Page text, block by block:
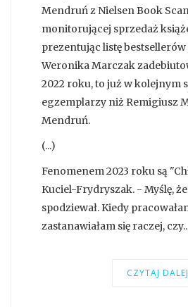
Mendruń z Nielsen Book
monitorującej sprzedaż
prezentując listę
Weronika Marczak
2022 roku, to już w kolejnym
egzemplarzy niż Remigiusz
Mendruń.
(...)
Fenomenem 2023 roku są
Kuciel-Frydryszak. - Myślę,
spodziewał. Kiedy
zastanawiałam się raczej,
CZYTAJ DALEJ